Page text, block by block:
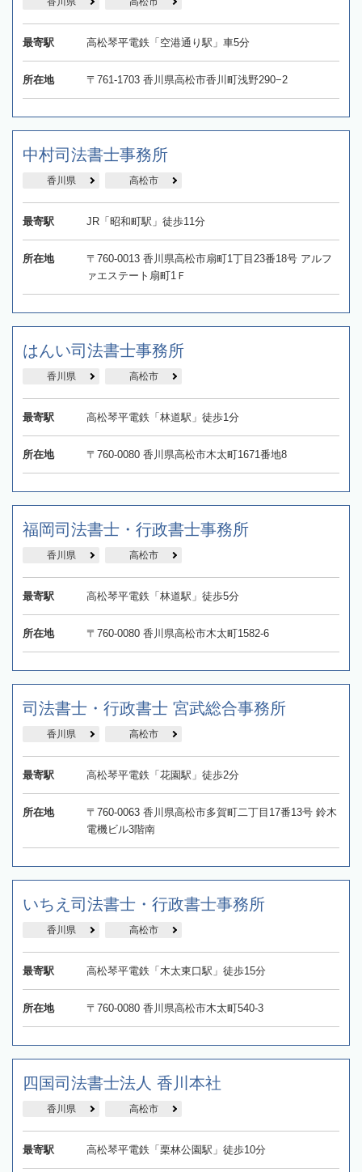
最寄駅 高松琴平電鉄「空港通り駅」車5分
所在地 〒761-1703 香川県高松市香川町浅野290−2
中村司法書士事務所
香川県 高松市
最寄駅 JR「昭和町駅」徒歩11分
所在地
〒760‐0013 香川県高松市扇町1丁目23番18号 アルフ
ァエステート扇町1Ｆ
はんい司法書士事務所
香川県 高松市
最寄駅 高松琴平電鉄「林道駅」徒歩1分
所在地 〒760-0080 香川県高松市木太町1671番地8
福岡司法書士・行政書士事務所
香川県 高松市
最寄駅 高松琴平電鉄「林道駅」徒歩5分
所在地 〒760-0080 香川県高松市木太町1582-6
司法書士・行政書士 宮武総合事務所
香川県 高松市
最寄駅 高松琴平電鉄「花園駅」徒歩2分
所在地
〒760-0063 香川県高松市多賀町二丁目17番13号 鈴木
電機ビル3階南
いちえ司法書士・行政書士事務所
香川県 高松市
最寄駅 高松琴平電鉄「木太東口駅」徒歩15分
所在地 〒760-0080 香川県高松市木太町540-3
四国司法書士法人 香川本社
香川県 高松市
最寄駅 高松琴平電鉄「栗林公園駅」徒歩10分